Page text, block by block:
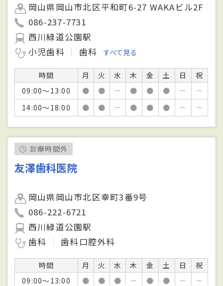
岡山県岡山市北区平和町6-27 WAKAビル2F
086-237-7731
西川緑道公園駅
小児歯科
歯科 すべて見る
時間 月 火 水 木 金 土 日
祝
09:00～13:00
● ● － ● ● ● －
－
14:00～18:00
● ● － ● ● ● － －
診療時間外
友澤歯科医院
岡山県岡山市北区幸町3番9号
086-222-6721
西川緑道公園駅
歯科
歯科口腔外科
時間 月 火 水 木 金 土 日
祝
09:00～13:00
● ● ● － ● ● －
－